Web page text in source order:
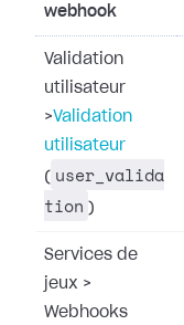
webhook
Validation
utilisateur
>Validation
utilisateur
( user_valida
tion )
Services de
jeux >
Webhooks